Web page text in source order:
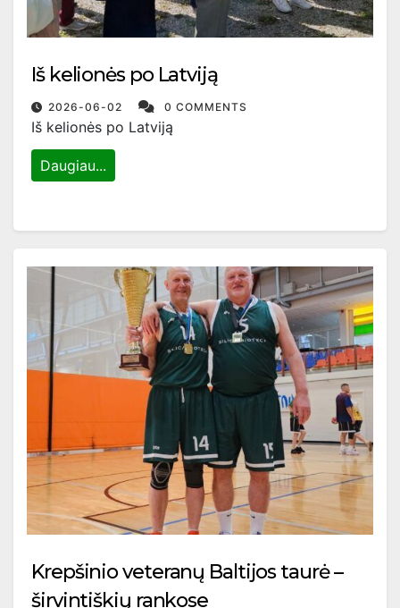
Iš kelionės po Latviją
2026-06-02 0 COMMENTS
Iš kelionės po Latviją
Daugiau...
Krepšinio veteranų Baltijos taurė –
širvintiškių rankose